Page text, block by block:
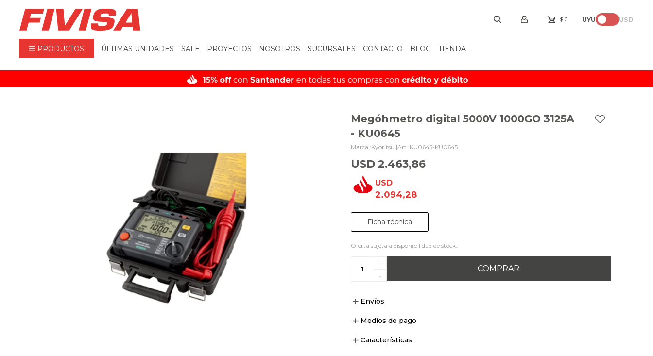
PRODUCTOS ÚLTIMAS UNIDADES SALE PROYECTOS NOSOTROS SUCURSALES CONTACTO BLOG TIENDA
$ 0 UYU USD
Megóhmetro digital 5000V 1000GO 3125A
- KU0645
Kyoritsu | KU0645-KU0645
USD 2.463,86
USD
2.094,28
Ficha técnica
Oferta sujeta a disponibilidad de stock.
+
-
COMPRAR
Envíos
Medios de pago
Características